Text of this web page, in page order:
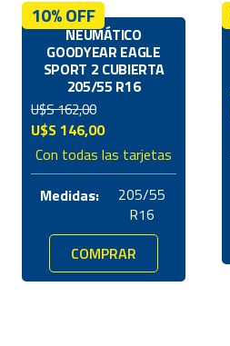
NEUMÁTICO
GOODYEAR EAGLE
SPORT 2 CUBIERTA
205/55 R16
U$S162,00
El
precio
original
era:
162,00.
U$S146,00
10% OFF
El
precio
actual
es:
146,00.
Con todas las tarjetas
Medidas:
205/55
R16
COMPRAR